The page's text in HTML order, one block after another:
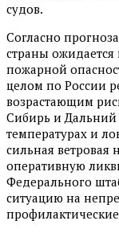
судов.
Согласно
страны
пожарной
целом по России
возрастающим
Сибирь и Дальний
температурах и
сильная ветровая
оперативную
Федерального
ситуацию на